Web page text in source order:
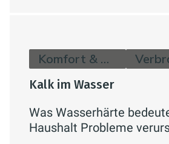
Komfort & Hygiene
Kalk im Wasser
Was Wasserhärte
Haushalt Probleme